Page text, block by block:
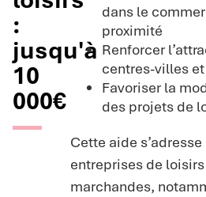
:
jusqu'à
10
000€
dans le
proximité
Renforcer
centres-villes
Favoriser la
des projets de
Cette aide s’adresse
entreprises de loisirs
marchandes,